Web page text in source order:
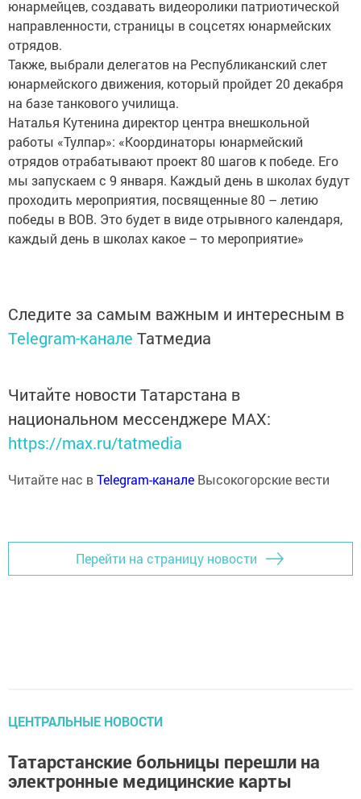
юнармейцев, создавать видеоролики патриотической
направленности, страницы в соцсетях юнармейских
отрядов.
Также, выбрали делегатов на Республиканский слет
юнармейского движения, который пройдет 20 декабря
на базе танкового училища.
Наталья Кутенина директор центра внешкольной
работы «Тулпар»: «Координаторы юнармейский
отрядов отрабатывают проект 80 шагов к победе. Его
мы запускаем с 9 января. Каждый день в школах будут
проходить мероприятия, посвященные 80 – летию
победы в ВОВ. Это будет в виде отрывного календаря,
каждый день в школах какое – то мероприятие»
Следите за самым важным и интересным в
Telegram-канале Татмедиа
Читайте новости Татарстана в
национальном мессенджере MАХ:
https://max.ru/tatmedia
Читайте нас вTelegram-канале Высокогорские вести
Перейти на страницу новости
ЦЕНТРАЛЬНЫЕ НОВОСТИ
Татарстанские больницы перешли на
электронные медицинские карты